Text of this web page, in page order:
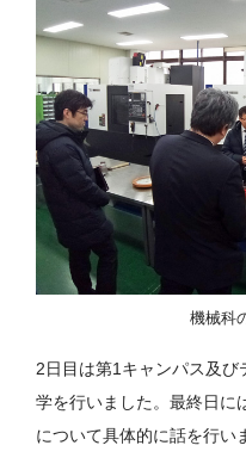
機械科
2日目は第1キャンパス及
学を行いました。最終日に
について具体的に話を行い